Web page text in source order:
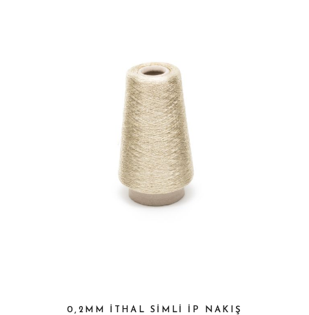
0,2MM ITHAL SIMLI IP NAKIŞ